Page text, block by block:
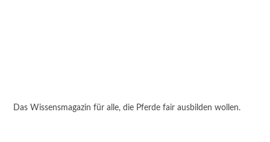
Das Wissensmagazin für alle, die Pferde fair ausbilden wollen.